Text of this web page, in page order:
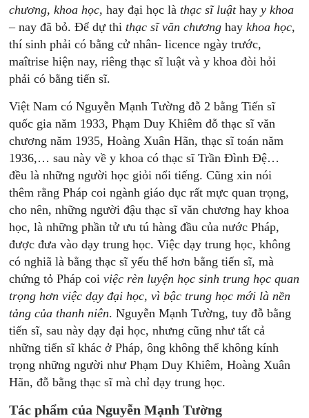
chương, khoa học, hay đại học làthạc sĩ luậthayy khoa
– nay đã bỏ. Để dự thithạc sĩ văn chương haykhoa học,
thí sinh phải có bằng cử nhân- licence ngày trước,
maîtrise hiện nay, riêng thạc sĩ luật và y khoa đòi hỏi
phải có bằng tiến sĩ.
Việt Nam có Nguyễn Mạnh Tường đỗ 2 bằng Tiến sĩ
quốc gia năm 1933, Phạm Duy Khiêm đỗ thạc sĩ văn
chương năm 1935, Hoàng Xuân Hãn, thạc sĩ toán năm
1936,… sau này về y khoa có thạc sĩ Trần Đình Đệ…
đều là những người học giỏi nổi tiếng. Cũng xin nói
thêm rằng Pháp coi ngành giáo dục rất mực quan trọng,
cho nên, những người đậu thạc sĩ văn chương hay khoa
học, là những phần tử ưu tú hàng đầu của nước Pháp,
được đưa vào dạy trung học. Việc dạy trung học, không
có nghiã là bằng thạc sĩ yếu thế hơn bằng tiến sĩ, mà
chứng tỏ Pháp coiviệc rèn luyện học sinh trung học quan
trọng hơn việc dạy đại học,vì bậc trung học mới là nền
tảng của thanh niên. Nguyễn Mạnh Tường, tuy đỗ bằng
tiến sĩ, sau này dạy đại học, nhưng cũng như tất cả
những tiến sĩ khác ở Pháp, ông không thể không kính
trọng những người như Phạm Duy Khiêm, Hoàng Xuân
Hãn, đỗ bằng thạc sĩ mà chỉ dạy trung học.
Tác phẩm của Nguyễn Mạnh Tường